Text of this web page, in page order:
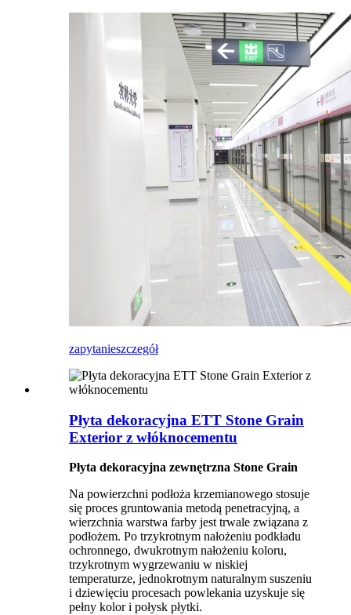
zapytanieszczegół
Płyta dekoracyjna ETT Stone Grain
Exterior z włóknocementu
Płyta dekoracyjna zewnętrzna Stone Grain
Na powierzchni podłoża krzemianowego stosuje
się proces gruntowania metodą penetracyjną, a
wierzchnia warstwa farby jest trwale związana z
podłożem. Po trzykrotnym nałożeniu podkładu
ochronnego, dwukrotnym nałożeniu koloru,
trzykrotnym wygrzewaniu w niskiej
temperaturze, jednokrotnym naturalnym suszeniu
i dziewięciu procesach powlekania uzyskuje się
pełny kolor i połysk płytki.